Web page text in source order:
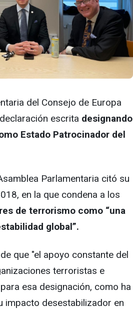
del Consejo de Europa
escrita designando
Estado Patrocinador del
Parlamentaria citó su
en la que condena a los
de terrorismo como “una
global”.
que "el apoyo constante del
terroristas e
esa designación, como ha
impacto desestabilizador en